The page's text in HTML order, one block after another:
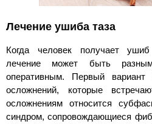
Лечение ушиба таза
Когда человек получает ушиб
лечение может быть
оперативным. Первый вариант
осложнений, которые
осложнениям относится
синдром, сопровождающиеся